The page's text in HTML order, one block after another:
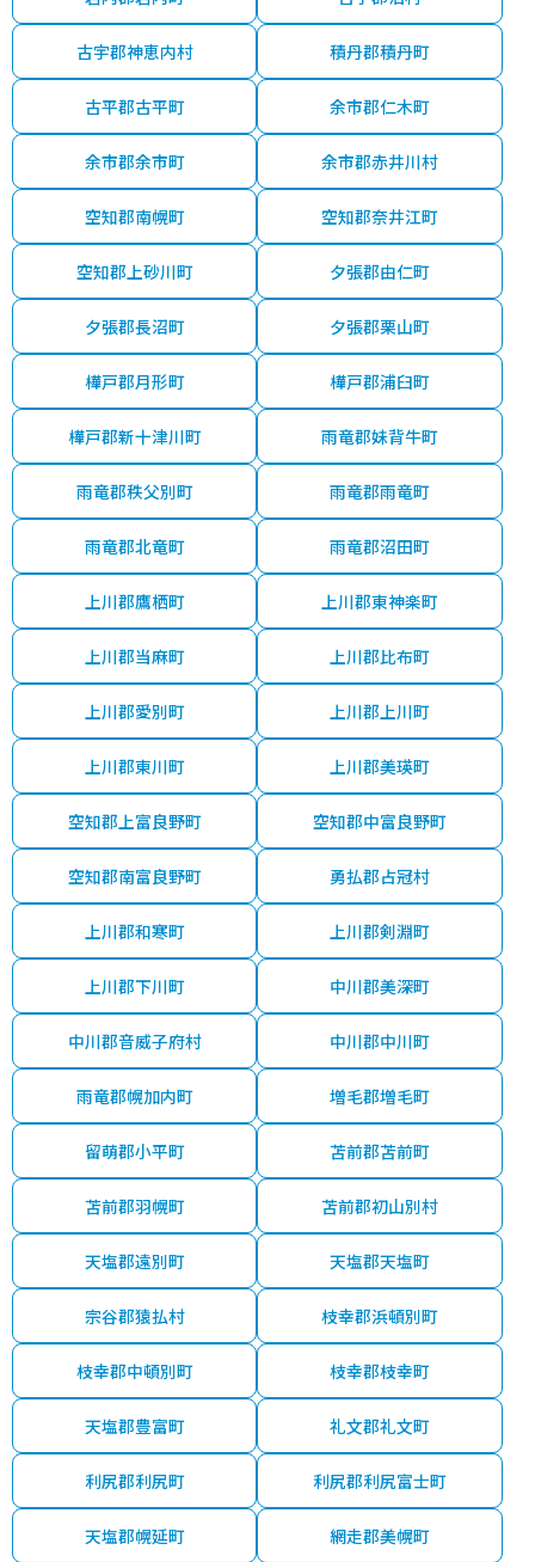
古宇郡神恵内村 積丹郡積丹町
古平郡古平町 余市郡仁木町
余市郡余市町 余市郡赤井川村
空知郡南幌町 空知郡奈井江町
空知郡上砂川町 夕張郡由仁町
夕張郡長沼町 夕張郡栗山町
樺戸郡月形町 樺戸郡浦臼町
樺戸郡新十津川町 雨竜郡妹背牛町
雨竜郡秩父別町 雨竜郡雨竜町
雨竜郡北竜町 雨竜郡沼田町
上川郡鷹栖町 上川郡東神楽町
上川郡当麻町 上川郡比布町
上川郡愛別町 上川郡上川町
上川郡東川町 上川郡美瑛町
空知郡上富良野町 空知郡中富良野町
空知郡南富良野町 勇払郡占冠村
上川郡和寒町 上川郡剣淵町
上川郡下川町 中川郡美深町
中川郡音威子府村 中川郡中川町
雨竜郡幌加内町 増毛郡増毛町
留萌郡小平町 苫前郡苫前町
苫前郡羽幌町 苫前郡初山別村
天塩郡遠別町 天塩郡天塩町
宗谷郡猿払村 枝幸郡浜頓別町
枝幸郡中頓別町 枝幸郡枝幸町
天塩郡豊富町 礼文郡礼文町
利尻郡利尻町 利尻郡利尻富士町
天塩郡幌延町 網走郡美幌町